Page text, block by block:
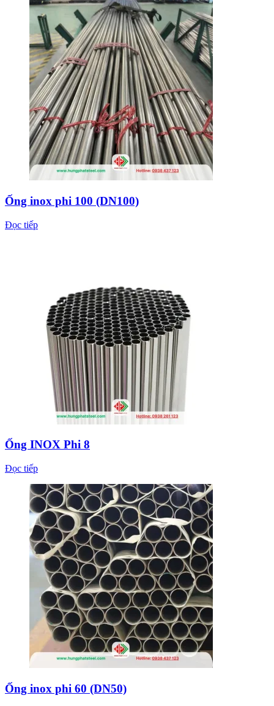
Ống inox phi 100 (DN100)
Đọc tiếp
Ống INOX Phi 8
Đọc tiếp
Ống inox phi 60 (DN50)